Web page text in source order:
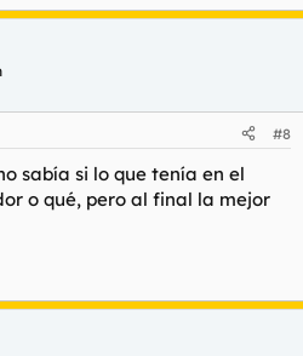
#8
sabía si lo que tenía en el
o qué, pero al final la mejor